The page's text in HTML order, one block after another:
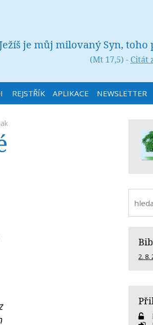
je můj milovaný Syn, toho
(Mt 17,5) - Citát
REJSTŘÍK APLIKACE NEWSLETTER
2. 8.